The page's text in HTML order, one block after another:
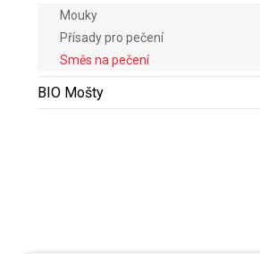
Mouky
Přísady pro pečení
Směs na pečení
BIO Mošty